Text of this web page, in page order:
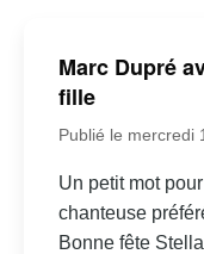
Marc Dupré
fille
Publié le mercredi
Un petit mot
chanteuse
Bonne fête